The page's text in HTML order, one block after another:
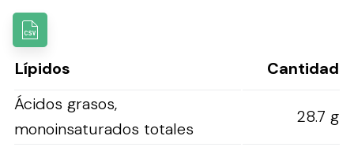
Lípidos
Cantidad
Ácidos grasos,
monoinsaturados totales
28.7 g